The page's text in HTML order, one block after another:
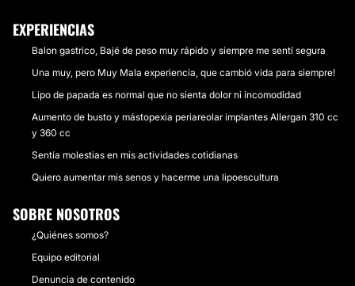
EXPERIENCIAS
Balon gastrico, Bajé de peso muy rápido y siempre me sentí segura
Una muy, pero Muy Mala experiencia, que cambió vida para siempre!
Lipo de papada es normal que no sienta dolor ni incomodidad
Aumento de busto y mástopexia periareolar implantes Allergan 310 cc
y 360 cc
Sentía molestias en mis actividades cotidianas
Quiero aumentar mis senos y hacerme una lipoescultura
SOBRE NOSOTROS
¿Quiénes somos?
Equipo editorial
Denuncia de contenido